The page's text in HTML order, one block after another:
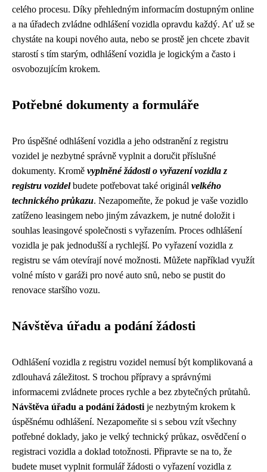
celého procesu. Díky přehledným informacím dostupným online
a na úřadech zvládne odhlášení vozidla opravdu každý. Ať už se
chystáte na koupi nového auta, nebo se prostě jen chcete zbavit
starostí s tím starým, odhlášení vozidla je logickým a často i
osvobozujícím krokem.
Potřebné dokumenty a formuláře
Pro úspěšné odhlášení vozidla a jeho odstranění z registru
vozidel je nezbytné správně vyplnit a doručit příslušné
dokumenty. Kromě vyplněné žádosti o vyřazení vozidla z
registru vozidelbudete potřebovat také originál velkého
technického průkazu. Nezapomeňte, že pokud je vaše vozidlo
zatíženo leasingem nebo jiným závazkem, je nutné doložit i
souhlas leasingové společnosti s vyřazením. Proces odhlášení
vozidla je pak jednodušší a rychlejší. Po vyřazení vozidla z
registru se vám otevírají nové možnosti. Můžete například využít
volné místo v garáži pro nové auto snů, nebo se pustit do
renovace staršího vozu.
Návštěva úřadu a podání žádosti
Odhlášení vozidla z registru vozidel nemusí být komplikovaná a
zdlouhavá záležitost. S trochou přípravy a správnými
informacemi zvládnete proces rychle a bez zbytečných průtahů.
Návštěva úřadu a podání žádosti je nezbytným krokem k
úspěšnému odhlášení. Nezapomeňte si s sebou vzít všechny
potřebné doklady, jako je velký technický průkaz, osvědčení o
registraci vozidla a doklad totožnosti. Připravte se na to, že
budete muset vyplnit formulář žádosti o vyřazení vozidla z